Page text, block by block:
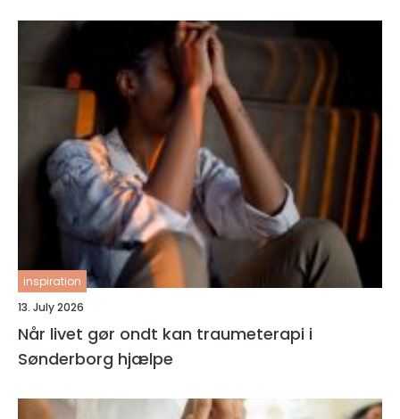
inspiration
13. July 2026
Når livet gør ondt kan traumeterapi i
Sønderborg hjælpe